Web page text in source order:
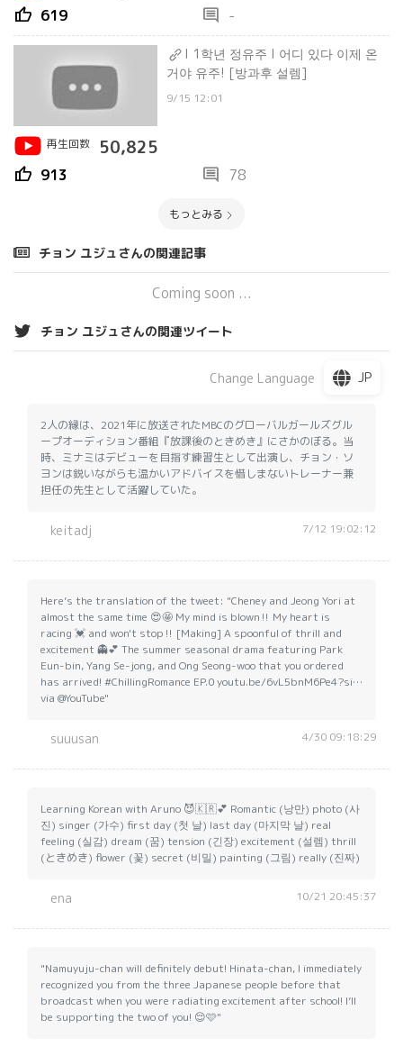
thumb_up 619 comment -
l 1학년 정유주 l 어디 있다 이제 온
거야 유주! [방과후 설렘]
9/15 12:01
再生回数 50,825
thumb_up 913 comment 78
もっとみる
チョン ユジュさんの関連記事
Coming soon ...
チョン ユジュさんの関連ツイート
Change Language JP
2人の縁は、2021年に放送されたMBCのグローバルガールズグル
ープオーディション番組『放課後のときめき』にさかのぼる。当
時、ミナミはデビューを目指す練習生として出演し、チョン・ソ
ヨンは鋭いながらも温かいアドバイスを惜しまないトレーナー兼
担任の先生として活躍していた。
keitadj 7/12 19:02:12
Here’s the translation of the tweet: "Cheney and Jeong Yori at
almost the same time 😍🤩 My mind is blown‼️ My heart is
racing 💓 and won't stop‼️ [Making] A spoonful of thrill and
excitement 👻💕 The summer seasonal drama featuring Park
Eun-bin, Yang Se-jong, and Ong Seong-woo that you ordered
has arrived! #ChillingRomance EP.0 youtu.be/6vL5bnM6Pe4?si…
via @YouTube"
suuusan 4/30 09:18:29
Learning Korean with Aruno 😈🇰🇷💕 Romantic (낭만) photo (사
진) singer (가수) first day (첫 날) last day (마지막 날) real
feeling (실감) dream (꿈) tension (긴장) excitement (설렘) thrill
(ときめき) flower (꽃) secret (비밀) painting (그림) really (진짜)
ena 10/21 20:45:37
"Namuyuju-chan will definitely debut! Hinata-chan, I immediately
recognized you from the three Japanese people before that
broadcast when you were radiating excitement after school! I’ll
be supporting the two of you! 😌🩷"